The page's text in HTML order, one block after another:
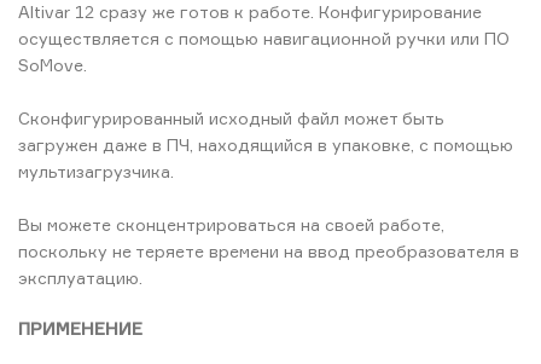
Altivar 12 сразу же готов к работе. Конфигурирование
осуществляется с помощью навигационной ручки или ПО
SoMove.
Сконфигурированный исходный файл может быть
загружен даже в ПЧ, находящийся в упаковке, с помощью
мультизагрузчика.
Вы можете сконцентрироваться на своей работе,
поскольку не теряете времени на ввод преобразователя в
эксплуатацию.
ПРИМЕНЕНИЕ